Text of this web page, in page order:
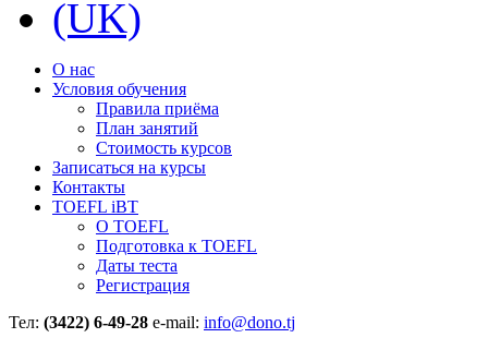
О нас
Условия обучения
Правила приёма
План занятий
Стоимость курсов
Записаться на курсы
Контакты
TOEFL iBT
О TOEFL
Подготовка к TOEFL
Даты теста
Регистрация
Тел: (3422) 6-49-28 e-mail: info@dono.tj